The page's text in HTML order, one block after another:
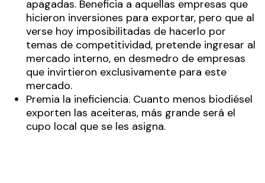
apagadas. Beneficia a aquellas empresas que
hicieron inversiones para exportar, pero que al
verse hoy imposibilitadas de hacerlo por
temas de competitividad, pretende ingresar al
mercado interno, en desmedro de empresas
que invirtieron exclusivamente para este
mercado.
Premia la ineficiencia. Cuanto menos biodiésel
exporten las aceiteras, más grande será el
cupo local que se les asigna.